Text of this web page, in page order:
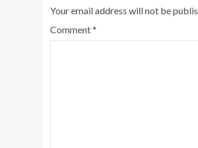
Your email address will not be
Comment*